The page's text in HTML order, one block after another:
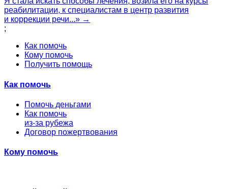
реабилитации, к специалистам в центр развития
и коррекции речи...» →
;
Как помочь
Кому помочь
Получить помощь
Как помочь
Помочь деньгами
Как помочь
из-за рубежа
Договор пожертвования
Кому помочь